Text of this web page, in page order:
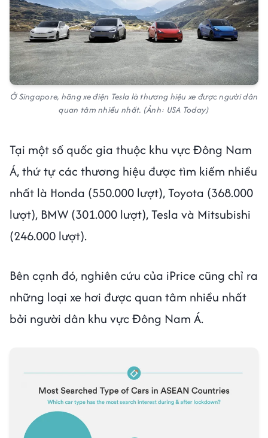
Ở Singapore, hãng xe điện Tesla là thương hiệu xe được người dân
quan tâm nhiều nhất. (Ảnh: USA Today)
Tại một số quốc gia thuộc khu vực Đông Nam
Á, thứ tự các thương hiệu được tìm kiếm nhiều
nhất là Honda (550.000 lượt), Toyota (368.000
lượt), BMW (301.000 lượt), Tesla và Mitsubishi
(246.000 lượt).
Bên cạnh đó, nghiên cứu của iPrice cũng chỉ ra
những loại xe hơi được quan tâm nhiều nhất
bởi người dân khu vực Đông Nam Á.